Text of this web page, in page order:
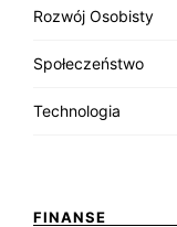
Rozwój Osobisty
Społeczeństwo
Technologia
FINANSE